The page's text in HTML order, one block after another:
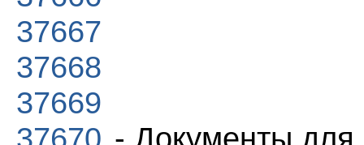
37667
37668
37669